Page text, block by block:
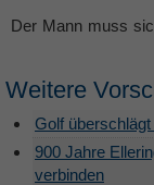
Der Mann muss
Weitere
Golf
900 Jahre
verbinden